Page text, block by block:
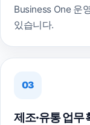
Business One 운
있습니다.
03
제조·유통 업무